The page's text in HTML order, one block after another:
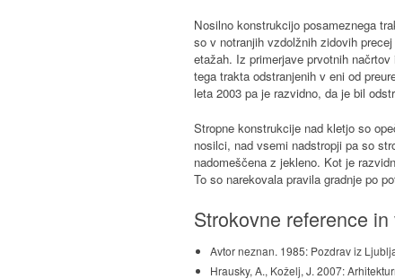
Nosilno konstrukcijo posameznega
so v notranjih vzdolžnih zidovih
etažah. Iz primerjave prvotnih
tega trakta odstranjenih v eni od
leta 2003 pa je razvidno, da je bil
Stropne konstrukcije nad kletjo so
nosilci, nad vsemi nadstropji pa so
nadomeščena z jekleno. Kot je
To so narekovala pravila gradnje po
Strokovne reference in
Avtor neznan. 1985: Pozdrav iz
Hrausky, A., Koželj, J. 2007: